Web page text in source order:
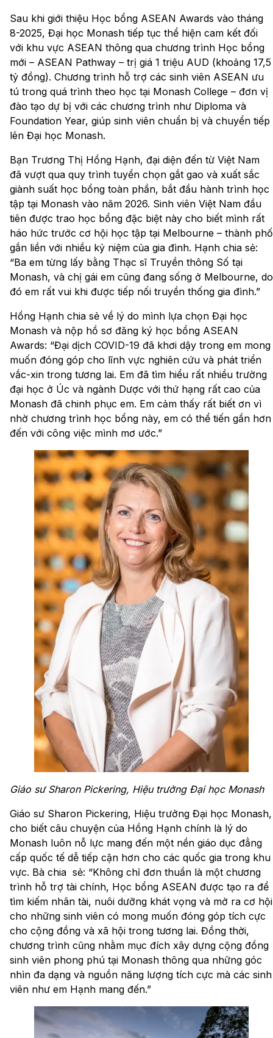
Sau khi giới thiệu Học bổng ASEAN Awards vào tháng
8-2025, Đại học Monash tiếp tục thể hiện cam kết đối
với khu vực ASEAN thông qua chương trình Học bổng
mới – ASEAN Pathway – trị giá 1 triệu AUD (khoảng 17,5
tỷ đồng). Chương trình hỗ trợ các sinh viên ASEAN ưu
tú trong quá trình theo học tại Monash College – đơn vị
đào tạo dự bị với các chương trình như Diploma và
Foundation Year, giúp sinh viên chuẩn bị và chuyển tiếp
lên Đại học Monash.
Bạn Trương Thị Hồng Hạnh, đại diện đến từ Việt Nam
đã vượt qua quy trình tuyển chọn gắt gao và xuất sắc
giành suất học bổng toàn phần, bắt đầu hành trình học
tập tại Monash vào năm 2026. Sinh viên Việt Nam đầu
tiên được trao học bổng đặc biệt này cho biết mình rất
háo hức trước cơ hội học tập tại Melbourne – thành phố
gắn liền với nhiều kỷ niệm của gia đình. Hạnh chia sẻ:
“Ba em từng lấy bằng Thạc sĩ Truyền thông Số tại
Monash, và chị gái em cũng đang sống ở Melbourne, do
đó em rất vui khi được tiếp nối truyền thống gia đình.”
Hồng Hạnh chia sẻ về lý do mình lựa chọn Đại học
Monash và nộp hồ sơ đăng ký học bổng ASEAN
Awards: “Đại dịch COVID-19 đã khơi dậy trong em mong
muốn đóng góp cho lĩnh vực nghiên cứu và phát triển
vắc-xin trong tương lai. Em đã tìm hiểu rất nhiều trường
đại học ở Úc và ngành Dược với thứ hạng rất cao của
Monash đã chinh phục em. Em cảm thấy rất biết ơn vì
nhờ chương trình học bổng này, em có thể tiến gần hơn
đến với công việc mình mơ ước.”
Giáo sư Sharon Pickering, Hiệu trưởng Đại học Monash
Giáo sư Sharon Pickering, Hiệu trưởng Đại học Monash,
cho biết câu chuyện của Hồng Hạnh chính là lý do
Monash luôn nỗ lực mang đến một nền giáo dục đẳng
cấp quốc tế dễ tiếp cận hơn cho các quốc gia trong khu
vực. Bà chia sẻ: “Không chỉ đơn thuần là một chương
trình hỗ trợ tài chính, Học bổng ASEAN được tạo ra để
tìm kiếm nhân tài, nuôi dưỡng khát vọng và mở ra cơ hội
cho những sinh viên có mong muốn đóng góp tích cực
cho cộng đồng và xã hội trong tương lai. Đồng thời,
chương trình cũng nhằm mục đích xây dựng cộng đồng
sinh viên phong phú tại Monash thông qua những góc
nhìn đa dạng và nguồn năng lượng tích cực mà các sinh
viên như em Hạnh mang đến.”